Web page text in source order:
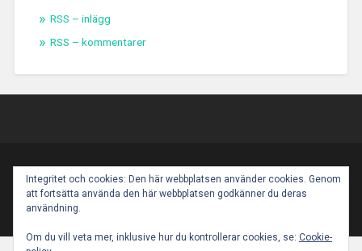
RSS – inlägg
RSS – kommentarer
PROUDLY POWERED BY WORDPRESS |THEME:
BASKERVILLE 2 BYANDERS NOREN.
UP ↑
Integritet och cookies: Den här webbplatsen använder cookies. Genom
att fortsätta använda den här webbplatsen godkänner du deras
användning.
Om du vill veta mer, inklusive hur du kontrollerar cookies, se: Cookie-